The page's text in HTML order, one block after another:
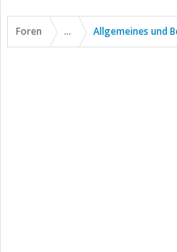
Foren ... Allgemeines und